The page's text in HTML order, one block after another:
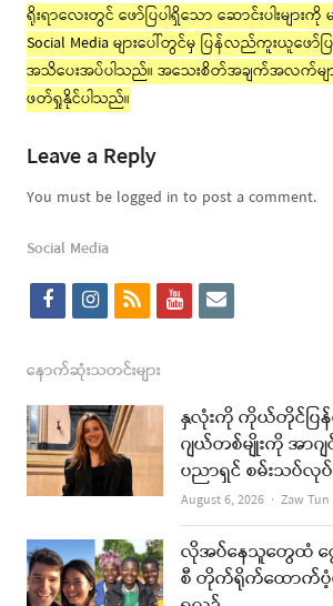
ရိုးရာလေးတွင် ဖော်ပြပါရှိသော ဆောင်းပါးများ
Social Media များပေါ်တွင်မှ ပြန်လည်ကူးယူဖော်ပ
အသိပေးအပ်ပါသည်။ အသေးစိတ်အချက်အလက်မျ
ဖတ်ရှုနိုင်ပါသည်။
Leave a Reply
You must be logged in to post a comment.
Social Media
f
c
e
b
o
k
i
s
t
a
g
a
m
r
s
y
t
u
b
e
e
i
l
နောက်ဆုံးသတင်းများ
နှလုံးကို ကိုယ်တိုင်ပြ
ဂျယ်တစ်မျိုးကို အာဂျ
ပညာရှင် စမ်းသပ်လု
August 6, 2026 Author
Zaw Tun
လိုအပ်နေသူတွေထံ ငွေ
စီ တိုက်ရိုက်ထောက်ပံ့